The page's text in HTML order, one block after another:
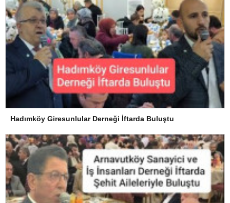
Hadımköy Giresunlular Derneği İftarda Buluştu